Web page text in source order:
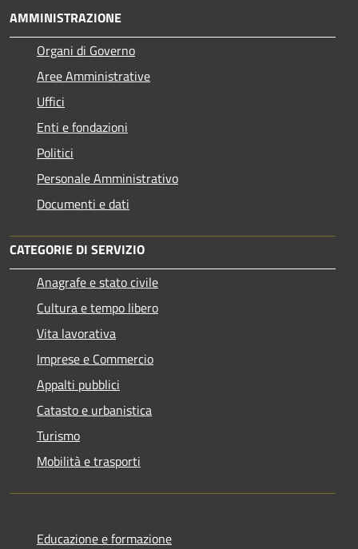
AMMINISTRAZIONE
Organi di Governo
Aree Amministrative
Uffici
Enti e fondazioni
Politici
Personale Amministrativo
Documenti e dati
CATEGORIE DI SERVIZIO
Anagrafe e stato civile
Cultura e tempo libero
Vita lavorativa
Imprese e Commercio
Appalti pubblici
Catasto e urbanistica
Turismo
Mobilità e trasporti
Educazione e formazione